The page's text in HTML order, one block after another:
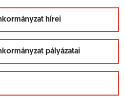
hírei
pályázatai